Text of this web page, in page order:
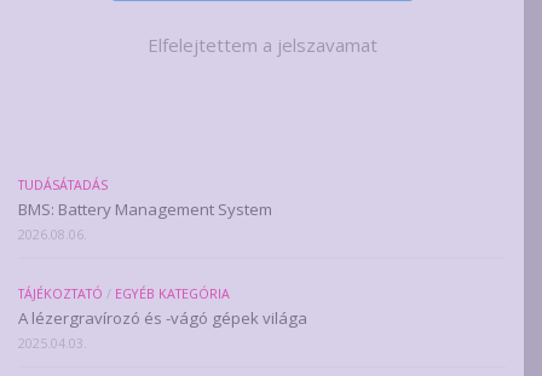
Elfelejtettem a jelszavamat
TUDÁSÁTADÁS
BMS: Battery Management System
2026.08.06.
TÁJÉKOZTATÓ / EGYÉB KATEGÓRIA
A lézergravírozó és -vágó gépek világa
2025.04.03.